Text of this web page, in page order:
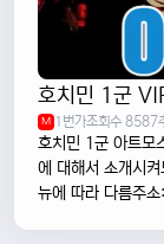
M 1번가조회수 8587
호치민 1군 아트
에 대해서 소개시
뉴에 따라 다름주